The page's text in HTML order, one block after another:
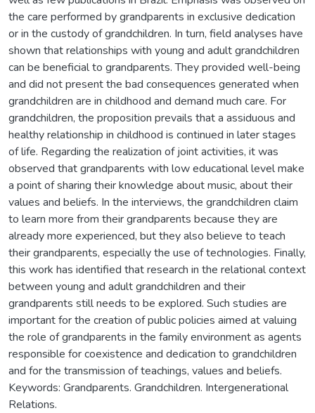
the care performed by grandparents in exclusive dedication
or in the custody of grandchildren. In turn, field analyses have
shown that relationships with young and adult grandchildren
can be beneficial to grandparents. They provided well-being
and did not present the bad consequences generated when
grandchildren are in childhood and demand much care. For
grandchildren, the proposition prevails that a assiduous and
healthy relationship in childhood is continued in later stages
of life. Regarding the realization of joint activities, it was
observed that grandparents with low educational level make
a point of sharing their knowledge about music, about their
values and beliefs. In the interviews, the grandchildren claim
to learn more from their grandparents because they are
already more experienced, but they also believe to teach
their grandparents, especially the use of technologies. Finally,
this work has identified that research in the relational context
between young and adult grandchildren and their
grandparents still needs to be explored. Such studies are
important for the creation of public policies aimed at valuing
the role of grandparents in the family environment as agents
responsible for coexistence and dedication to grandchildren
and for the transmission of teachings, values and beliefs.
Keywords: Grandparents. Grandchildren. Intergenerational
Relations.